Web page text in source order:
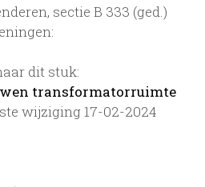
sectie B 333 (ged.)
dit stuk:
transformatorruimte
wijziging 17-02-2024